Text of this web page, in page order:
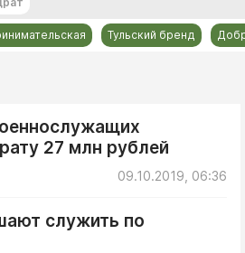
Тульский бренд
27 млн рублей
09.10.2019, 06:36
служить по